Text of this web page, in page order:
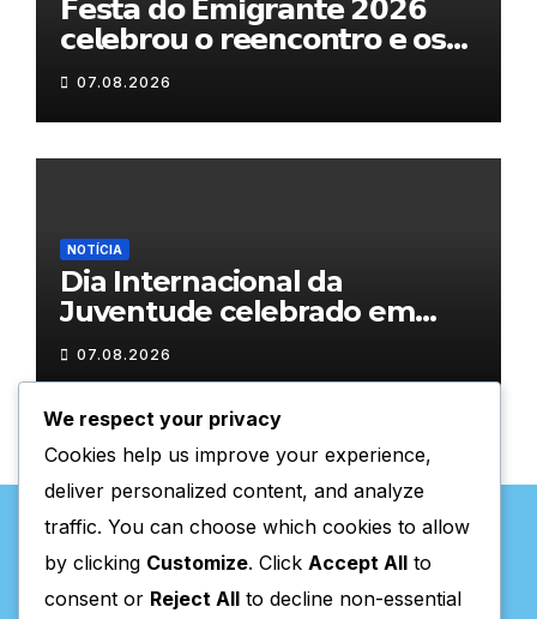
𝗙𝗲𝘀𝘁𝗮 𝗱𝗼 𝗘𝗺𝗶𝗴𝗿𝗮𝗻𝘁𝗲 𝟮𝟬𝟮𝟲
𝗰𝗲𝗹𝗲𝗯𝗿𝗼𝘂 𝗼 𝗿𝗲𝗲𝗻𝗰𝗼𝗻𝘁𝗿𝗼 𝗲 𝗼𝘀
𝗹𝗮𝗰̧𝗼𝘀 𝗾𝘂𝗲 𝘂𝗻𝗲𝗺 𝗠𝘂𝗿𝗰̧𝗮
07.08.2026
NOTÍCIA
Dia Internacional da
Juventude celebrado em
Chaves com atividades
gratuitas
07.08.2026
We respect your privacy
Cookies help us improve your experience,
deliver personalized content, and analyze
traffic. You can choose which cookies to allow
by clicking Customize. Click Accept All to
consent or Reject All to decline non-essential